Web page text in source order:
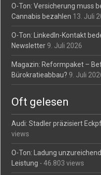
O-Ton: Versicherung muss
Cannabis bezahlen 13. Juli
O-Ton: LinkedIn-Kontakt
Newsletter 9. Juli 2026
Magazin: Reformpaket –
Bürokratieabbau? 9. Juli
Oft gelesen
Audi: Stadler präzisiert
views
O-Ton: Ladung
Leistung - 46.803 views